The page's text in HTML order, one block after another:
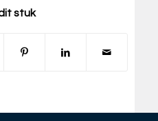
stuk